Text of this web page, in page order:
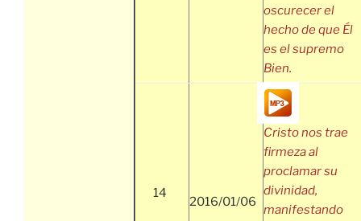
oscurecer el
hecho de que Él
es el supremo
Bien.
14
2016/01/06
Cristo nos trae
firmeza al
proclamar su
divinidad,
manifestando